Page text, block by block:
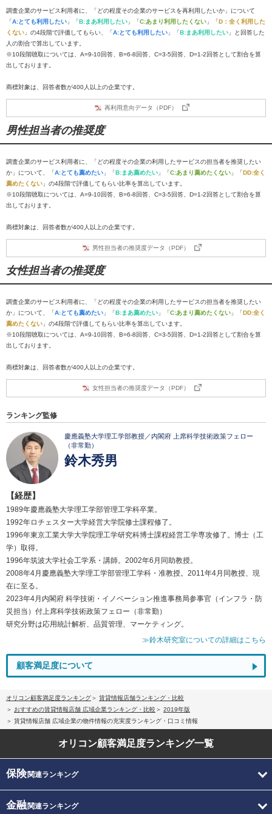
調査企業のサービス利用者に、「どの程度その企業のサービスを再利用したいか」について
「A:とても利用したい 」「B:まあ利用したい 」「C:あまり利用したくない 」「D：全く利用した
くない 」の4段階で評価してもらい、「A:とても利用したい 」「B:まあ利用したい 」と回答した
人の割合で算出しています。
※10段階聴取については、A=9-10回答、B=6-8回答、C=3-5回答、D=1-2回答として割合を算
出しております。
商標対象は、回答者数が400人以上の企業です。
再利用意向データ（PDF）
男性担当者の推奨度
調査企業のサービス利用者に、「どの程度その企業の利用したサービスの担当者を推奨したい
か」について、「A:とても薦めたい 」「B:まあ薦めたい 」「C:あまり薦めたくない 」「DD:全く
薦めたくない 」の4段階で評価してもらい比率を算出しています。
※10段階聴取については、A=9-10回答、B=6-8回答、C=3-5回答、D=1-2回答として割合を算
出しております。
商標対象は、回答者数が400人以上の企業です。
男性担当者の推奨度データ（PDF）
女性担当者の推奨度
調査企業のサービス利用者に、「どの程度その企業の利用したサービスの担当者を推奨したい
か」について、「A:とても薦めたい 」「B:まあ薦めたい 」「C:あまり薦めたくない 」「DD:全く
薦めたくない 」の4段階で評価してもらい比率を算出しています。
※10段階聴取については、A=9-10回答、B=6-8回答、C=3-5回答、D=1-2回答として割合を算
出しております。
商標対象は、回答者数が400人以上の企業です。
女性担当者の推奨度データ（PDF）
ランキング監修
慶應義塾大学理工学部教授／内閣府 上席科学技術政策フェロー
（非常勤）
鈴木秀男
【経歴】
1989年慶應義塾大学理工学部管理工学科卒業。
1992年ロチェスター大学経営大学院修士課程修了。
1996年東京工業大学大学院理工学研究科博士課程経営工学専攻修了。博士（工
学）取得。
1996年筑波大学社会工学系・講師。2002年6月同助教授。
2008年4月慶應義塾大学理工学部管理工学科・准教授。2011年4月同教授、現
在に至る。
2023年4月内閣府 科学技術・イノベーション推進事務局参事官（インフラ・防
災担当）付上席科学技術政策フェロー（非常勤）
研究分野は応用統計解析、品質管理、マーケティング。
≫鈴木研究室についての詳細はこちら
顧客満足度について
オリコン顧客満足度ランキング
賃貸情報店舗ランキング・比較
おすすめの賃貸情報店舗 広域企業ランキング・比較
2019年版
賃貸情報店舗 広域企業の物件情報の充実度ランキング・口コミ情報
オリコン顧客満足度ランキング一覧
保険関連ランキング
金融関連ランキング